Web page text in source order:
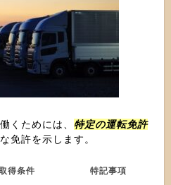
くためには、 特定の運転免許
免許を示します。
得条件 特記事項